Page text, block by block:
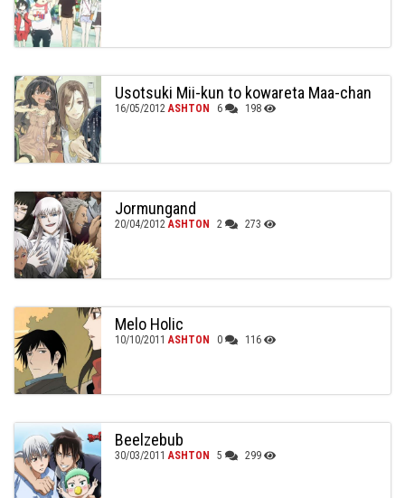
Usotsuki Mii-kun to kowareta Maa-chan
16/05/2012ASHTON 6 198
Jormungand
20/04/2012ASHTON 2 273
Melo Holic
10/10/2011ASHTON 0 116
Beelzebub
30/03/2011ASHTON 5 299